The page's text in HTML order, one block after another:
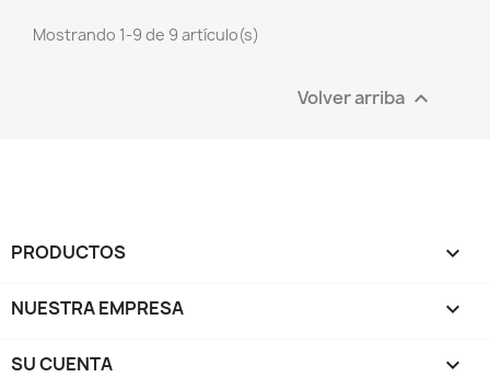
Mostrando 1-9 de 9 artículo(s)
Volver arriba 
PRODUCTOS 
NUESTRA EMPRESA 
SU CUENTA 